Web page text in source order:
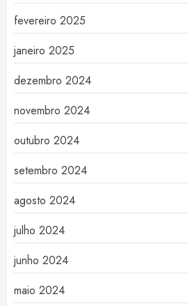
fevereiro 2025
janeiro 2025
dezembro 2024
novembro 2024
outubro 2024
setembro 2024
agosto 2024
julho 2024
junho 2024
maio 2024